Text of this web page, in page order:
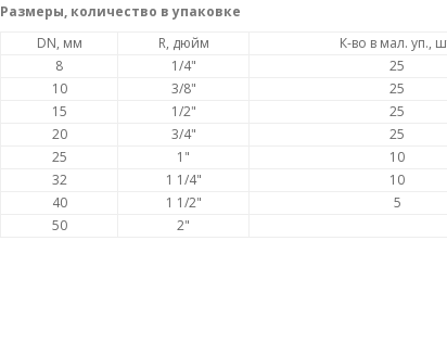
Размеры, количество в упаковке
DN, мм
R, дюйм К-во в мал. уп.,
8
1/4" 25
10
3/8" 25
15
1/2" 25
20
3/4" 25
25
1" 10
32
1 1/4" 10
40
1 1/2" 5
50
2"